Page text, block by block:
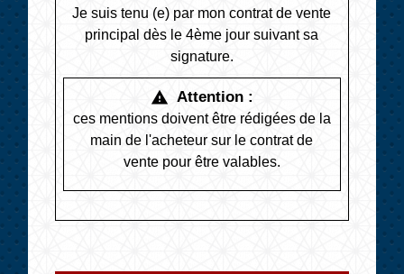
Je suis tenu (e) par mon contrat de vente
principal dès le 4ème jour suivant sa
signature.
warning Attention :
ces mentions doivent être rédigées de la
main de l'acheteur sur le contrat de
vente pour être valables.